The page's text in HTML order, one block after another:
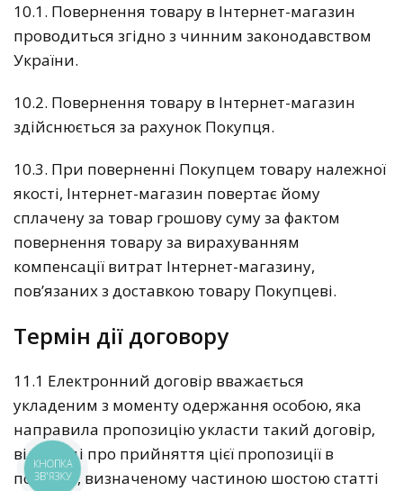
10.1. Повернення товару в Інтернет-магазин
проводиться згідно з чинним законодавством
України.
10.2. Повернення товару в Інтернет-магазин
здійснюється за рахунок Покупця.
10.3. При поверненні Покупцем товару належної
якості, Інтернет-магазин повертає йому
сплачену за товар грошову суму за фактом
повернення товару за вирахуванням
компенсації витрат Інтернет-магазину,
пов’язаних з доставкою товару Покупцеві.
Термін дії договору
11.1 Електронний договір вважається
укладеним з моменту одержання особою, яка
направила пропозицію укласти такий договір,
відповіді про прийняття цієї пропозиції в
порядку, визначеному частиною шостою статті
КНОПКА
ЗВ'ЯЗКУ